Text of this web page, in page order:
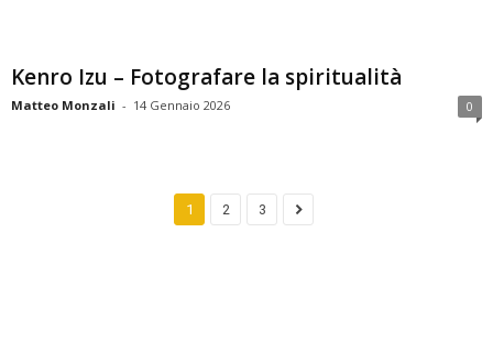
Kenro Izu – Fotografare la spiritualità
Matteo Monzali - 14 Gennaio 2026 0
1 2 3